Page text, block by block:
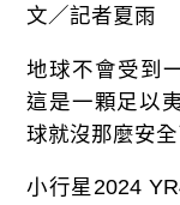
文／記者夏雨
地球不會受到
這是一顆足以
球就沒那麼安全
小行星2024